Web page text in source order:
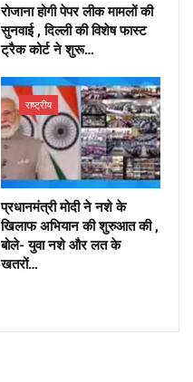
रोजाना होगी पेपर लीक मामलों की
सुनवाई , दिल्ली की विशेष फास्ट
ट्रैक कोर्ट ने शुरू…
राष्ट्रीय
प्रधानमंत्री मोदी ने नशे के
खिलाफ अभियान की शुरुआत की ,
बोले- युवा नशे और लत के
खतरों…